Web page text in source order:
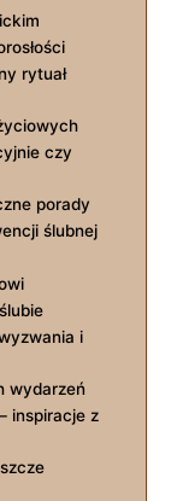
rytuał
czy‍
porady
ślubnej
i
wydarzeń
inspiracje z